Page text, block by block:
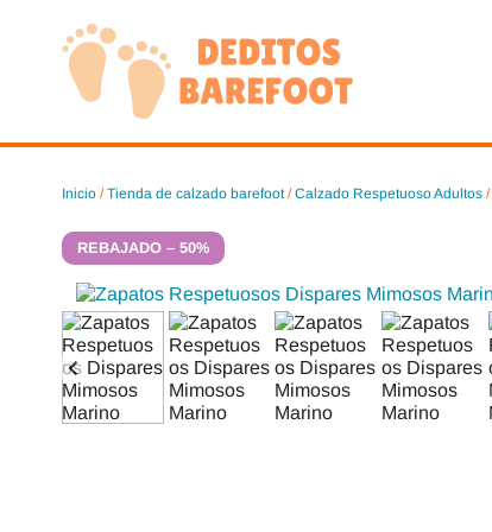
contenido
Inicio /Tienda de calzado barefoot/Calzado Respetuoso Adultos /
REBAJADO – 50%